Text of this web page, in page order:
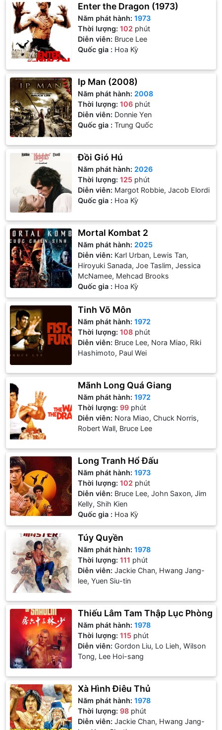
Enter the Dragon (1973)
Năm phát hành:1973
Thời lượng:102 phút
Diễn viên: Bruce Lee
Quốc gia : Hoa Kỳ
Ip Man (2008)
Năm phát hành: 2008
Thời lượng:106 phút
Diễn viên: Donnie Yen
Quốc gia : Trung Quốc
Đồi Gió Hú
Năm phát hành: 2026
Thời lượng:125 phút
Diễn viên: Margot Robbie, Jacob Elordi
Quốc gia : Hoa Kỳ
Mortal Kombat 2
Năm phát hành: 2025
Diễn viên: Karl Urban, Lewis Tan,
Hiroyuki Sanada, Joe Taslim, Jessica
McNamee, Mehcad Brooks
Quốc gia : Hoa Kỳ
Tinh Võ Môn
Năm phát hành:1972
Thời lượng:108 phút
Diễn viên: Bruce Lee, Nora Miao, Riki
Hashimoto, Paul Wei
Mãnh Long Quá Giang
Năm phát hành:1972
Thời lượng:99 phút
Diễn viên: Nora Miao, Chuck Norris,
Robert Wall, Bruce Lee
Long Tranh Hổ Đấu
Năm phát hành:1973
Thời lượng:102 phút
Diễn viên: Bruce Lee, John Saxon, Jim
Kelly, Shih Kien
Quốc gia : Hoa Kỳ
Túy Quyền
Năm phát hành:1978
Thời lượng:111 phút
Diễn viên:Jackie Chan, Hwang Jang-
lee, Yuen Siu-tin
Thiếu Lâm Tam Thập Lục Phòng
Năm phát hành:1978
Thời lượng:115 phút
Diễn viên:Gordon Liu, Lo Lieh, Wilson
Tong, Lee Hoi-sang
Xà Hình Điêu Thủ
Năm phát hành:1978
Thời lượng:98 phút
Diễn viên:Jackie Chan, Hwang Jang-